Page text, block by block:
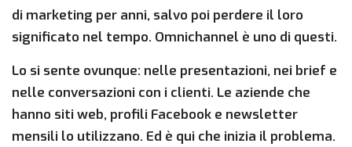
di marketing per anni, salvo poi perdere il loro
significato nel tempo. Omnichannel è uno di questi.
Lo si sente ovunque: nelle presentazioni, nei brief e
nelle conversazioni con i clienti. Le aziende che
hanno siti web, profili Facebook e newsletter
mensili lo utilizzano. Ed è qui che inizia il problema.